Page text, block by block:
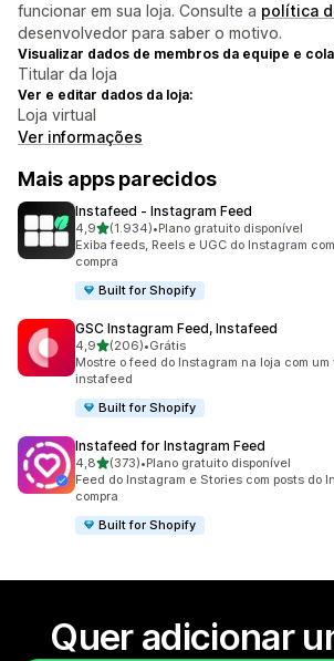
funcionar em sua loja. Consulte a política
desenvolvedor para saber o motivo.
Visualizar dados de membros da equipe e
Titular da loja
Ver e editar dados da loja:
Loja virtual
Ver informações
Mais apps parecidos
Instafeed ‑ Instagram Feed
4,9de 5 estrelas
(1.934)
1934 avaliações ao todo
•Plano gratuito disponível
Exiba feeds, Reels e UGC do Instagram
compra
Built for Shopify
GSC Instagram Feed, Instafeed
4,9de 5 estrelas
(206)
206 avaliações ao todo
•Grátis
Mostre o feed do Instagram na loja com
instafeed
Built for Shopify
Instafeed for Instagram Feed
4,8de 5 estrelas
(373)
373 avaliações ao todo
•Plano gratuito disponível
Feed do Instagram e Stories com posts do
compra
Built for Shopify
Quer adicionar